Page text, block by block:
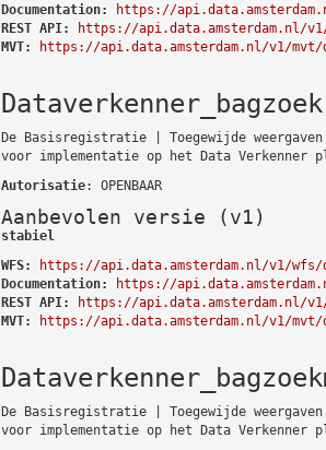
Documentation:
https://
REST API:
https://api.data.amsterdam.nl/v1/
MVT:
https://api.data.amsterdam.nl/v1/mvt/
Dataverkenner_bagzoek
De Basisregistratie | Toegewijde
voor implementatie op het Data Verkenner
Autorisatie: OPENBAAR
Aanbevolen versie (v1)
stabiel
WFS:
https://api.data.amsterdam.nl/v1/wfs/
Documentation:
https://
REST API:
https://api.data.amsterdam.nl/
MVT:
https://api.data.amsterdam.nl/v1/mvt/
De Basisregistratie | Toegewijde
voor implementatie op het Data Verkenner